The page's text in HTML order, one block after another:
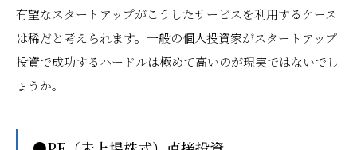
有望なスタートアップがこうしたサービスを利用するケース
は稀だと考えられます。一般の個人投資家がスタートアップ
投資で成功するハードルは極めて高いのが現実ではないでし
ょうか。